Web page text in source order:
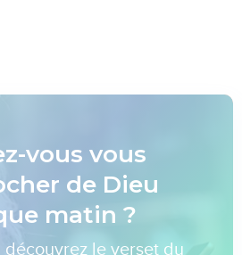
vous vous
de Dieu
matin ?
découvrez le verset du